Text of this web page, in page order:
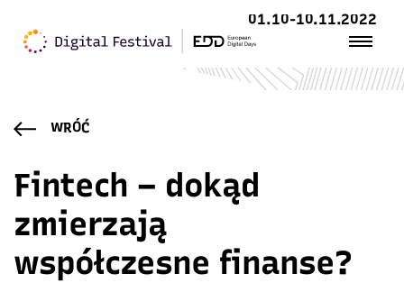
01.10-10.11.2022
WRÓĆ
Fintech – dokąd
zmierzają
współczesne finanse?